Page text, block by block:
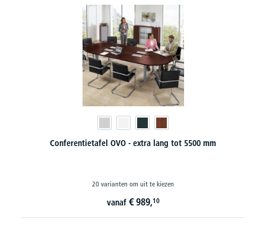
Conferentietafel OVO - extra lang tot 5500 mm
20 varianten om uit te kiezen
vanaf € 989,10